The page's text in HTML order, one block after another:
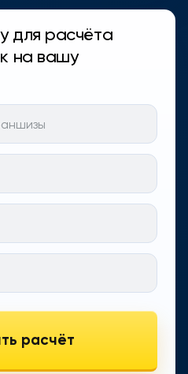
для расчёта
на вашу
расчёт